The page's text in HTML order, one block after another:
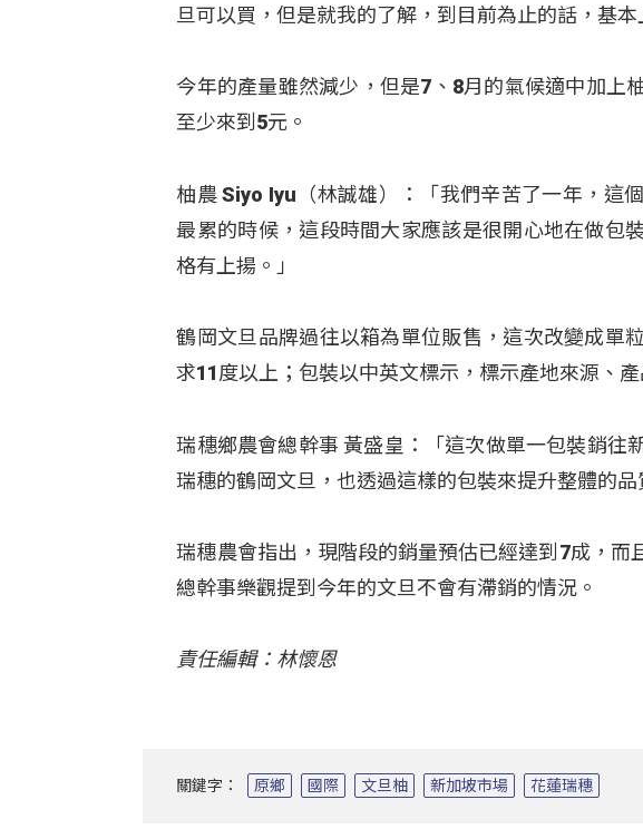
旦可以買，但是就我的了解，到目前為止的話，基本
今年的產量雖然減少，但是7、8月的氣候適中加上
至少來到5元。
柚農 Siyo Iyu（林誠雄）：「我們辛苦了一年，這
最累的時候，這段時間大家應該是很開心地在做包
格有上揚。」
鶴岡文旦品牌過往以箱為單位販售，這次改變成單
求11度以上；包裝以中英文標示，標示產地來源、
瑞穗鄉農會總幹事 黃盛皇：「這次做單一包裝銷往
瑞穗的鶴岡文旦，也透過這樣的包裝來提升整體的品
瑞穗農會指出，現階段的銷量預估已經達到7成，而
總幹事樂觀提到今年的文旦不會有滯銷的情況。
責任編輯：林懷恩
關鍵字： 原鄉 國際 文旦柚 新加坡市場 花蓮瑞穗